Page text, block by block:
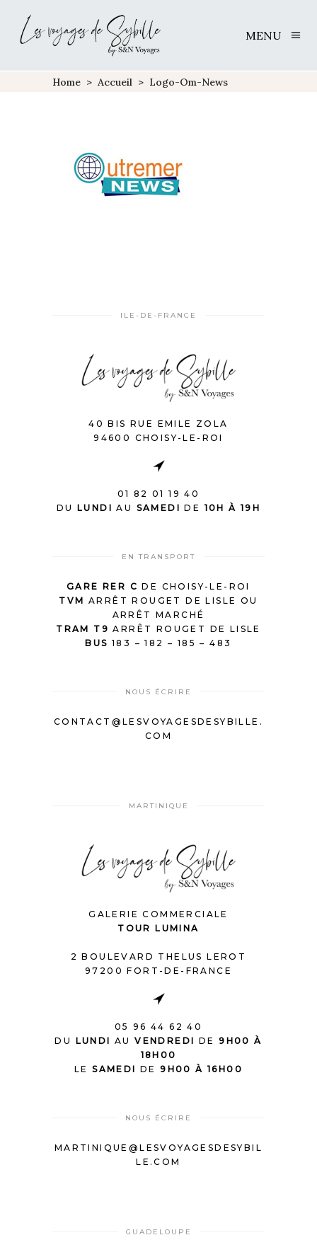
MENU
Home > Accueil > Logo-Om-News
ILE-DE-FRANCE
40 BIS RUE EMILE ZOLA
94600 CHOISY-LE-ROI
01 82 01 19 40
DU
LUNDI AU SAMEDI DE 10H À 19H
EN TRANSPORT
GARE RER C DE CHOISY-LE-ROI
TVM ARRÊT ROUGET DE LISLE OU
ARRÊT MARCHÉ
TRAM T9 ARRÊT ROUGET DE LISLE
BUS 183 – 182 – 185 – 483
NOUS ÉCRIRE
CONTACT@LESVOYAGESDESYBILLE.
COM
MARTINIQUE
GALERIE COMMERCIALE
TOUR LUMINA
2 BOULEVARD THELUS LEROT
97200 FORT-DE-FRANCE
05 96 44 62 40
DU
LUNDI AUVENDREDI DE9H00 À
18H00
LE SAMEDI DE9H00 À 16H00
NOUS ÉCRIRE
MARTINIQUE@LESVOYAGESDESYBIL
LE.COM
GUADELOUPE